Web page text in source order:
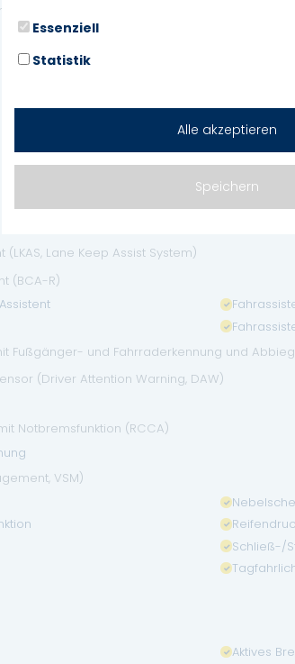
Auto)
Airbag
Antriebs-
Lane Keep Assist System)
(BCA-R)
Fußgänger- und Fahrraderkennung und
(Driver Attention Warning, DAW)
Notbremsfunktion (RCCA)
VSM)
Schließ-/
Aktives
Essenziell
Statistik
Alle akzeptieren
Speichern